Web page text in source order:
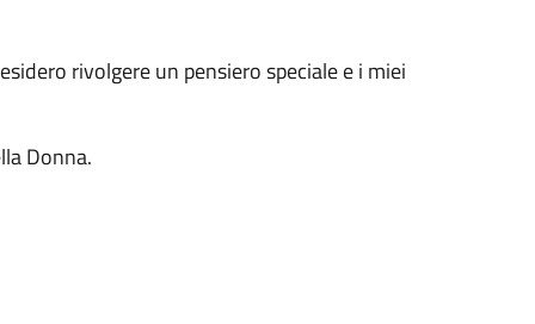
rivolgere un pensiero speciale e i miei
Donna.